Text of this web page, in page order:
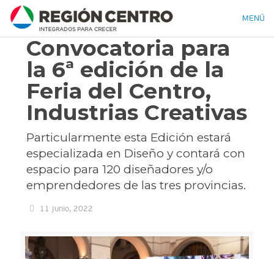
MENÚ
Convocatoria para
la 6ª edición de la
Feria del Centro,
Industrias Creativas
Particularmente esta Edición estará
especializada en Diseño y contará con
espacio para 120 diseñadores y/o
emprendedores de las tres provincias.
11 junio, 2022